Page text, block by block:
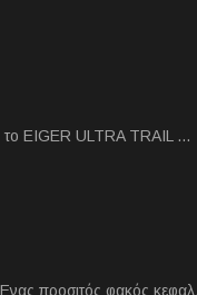
το EIGER ULTRA TRAIL …
προσιτός φακός